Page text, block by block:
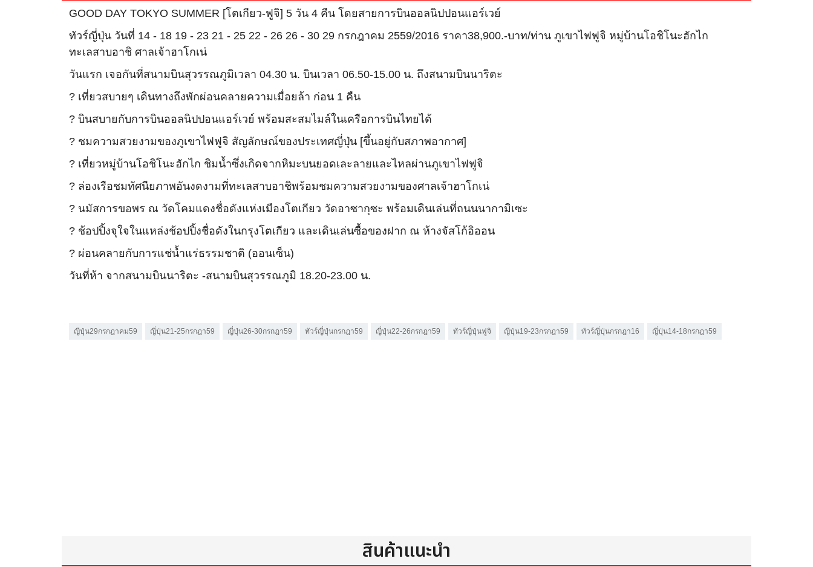
GOOD DAY TOKYO SUMMER [โตเกียว-ฟูจิ] 5 วัน 4 คืน โดยสายการบินออลนิปปอนแอร์เวย์
ทัวร์ญี่ปุ่น วันที่ 14 - 18 19 - 23 21 - 25 22 - 26 26 - 30 29 กรกฎาคม 2559/2016 ราคา38,900.-บาท/ท่าน ภูเขาไฟฟูจิ หมู่บ้านโอชิโนะฮักไก
ทะเลสาบอาชิ ศาลเจ้าฮาโกเน่
วันแรก เจอกันที่สนามบินสุวรรณภูมิเวลา 04.30 น. บินเวลา 06.50-15.00 น. ถึงสนามบินนาริตะ
? เที่ยวสบายๆ เดินทางถึงพักผ่อนคลายความเมื่อยล้า ก่อน 1 คืน
? บินสบายกับการบินออลนิปปอนแอร์เวย์ พร้อมสะสมไมล์ในเครือการบินไทยได้
? ชมความสวยงามของภูเขาไฟฟูจิ สัญลักษณ์ของประเทศญี่ปุ่น [ขึ้นอยู่กับสภาพอากาศ]
? เที่ยวหมู่บ้านโอชิโนะฮักไก ชิมน้ำซึ่งเกิดจากหิมะบนยอดเละลายและไหลผ่านภูเขาไฟฟูจิ
? ล่องเรือชมทัศนียภาพอันงดงามที่ทะเลสาบอาชิพร้อมชมความสวยงามของศาลเจ้าฮาโกเน่
? นมัสการขอพร ณ วัดโคมแดงชื่อดังแห่งเมืองโตเกียว วัดอาซากุซะ พร้อมเดินเล่นที่ถนนนากามิเซะ
? ช้อปปิ้งจุใจในแหล่งช้อปปิ้งชื่อดังในกรุงโตเกียว และเดินเล่นซื้อของฝาก ณ ห้างจัสโก้อิออน
? ผ่อนคลายกับการแช่น้ำแร่ธรรมชาติ (ออนเซ็น)
วันที่ห้า จากสนามบินนาริตะ -สนามบินสุวรรณภูมิ 18.20-23.00 น.
ญีปุ่น29กรกฎาคม59 ญี่ปุ่น21-25กรกฎา59 ญี่ปุ่น26-30กรกฎา59 ทัวร์ญี่ปุ่นกรกฎา59 ญี่ปุ่น22-26กรกฎา59 ทัวร์ญี่ปุ่นฟูจิ ญีปุ่น19-23กรกฎา59 ทัวร์ญี่ปุ่นกรกฎา16 ญี่ปุ่น14-18กรกฎา59
สินค้าแนะนำ